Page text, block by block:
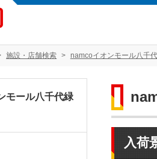
施設・店舗検索 namcoイオンモール八千
入荷
モール八千代緑